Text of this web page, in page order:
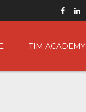
TIM ACADEMY